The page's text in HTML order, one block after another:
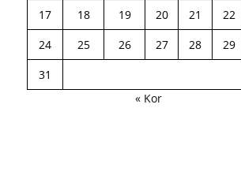
17
18 19 20 21 22
24
25 26 27 28 29
31
« Kor